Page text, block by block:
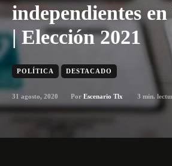
independientes
| Elección 2021
POLÍTICA DESTACADO
31 agosto, 2020 Por Escenario Tlx 3 min.